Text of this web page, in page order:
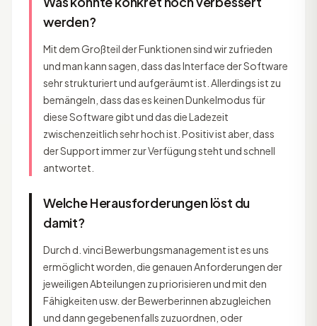
werden?
Mit dem Großteil der Funktionen sind wir zufrieden
und man kann sagen, dass das Interface der Software
sehr strukturiert und aufgeräumt ist. Allerdings ist zu
bemängeln, dass das es keinen Dunkelmodus für
diese Software gibt und das die Ladezeit
zwischenzeitlich sehr hoch ist. Positiv ist aber, dass
der Support immer zur Verfügung steht und schnell
antwortet.
Welche Herausforderungen löst du
damit?
Durch d. vinci Bewerbungsmanagement ist es uns
ermöglicht worden, die genauen Anforderungen der
jeweiligen Abteilungen zu priorisieren und mit den
Fähigkeiten usw. der Bewerberinnen abzugleichen
und dann gegebenenfalls zuzuordnen, oder